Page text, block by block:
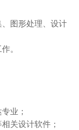
图形处理、设计
。
业；
关设计软件；